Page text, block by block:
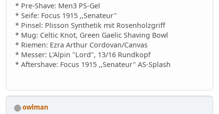
* Pre-Shave: Men3 PS-Gel
* Seife: Focus 1915 ,,Senateur"
* Pinsel: Plisson Synthetik mit Rosenholzgriff
* Mug: Celtic Knot, Green Gaelic Shaving Bowl
* Riemen: Ezra Arthur Cordovan/Canvas
* Messer: L'Alpin "Lord", 13/16 Rundkopf
* Aftershave: Focus 1915 ,,Senateur" AS-Splash
owlman